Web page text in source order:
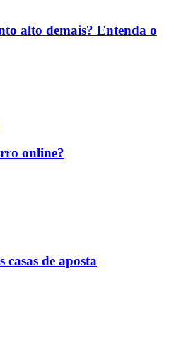
alto demais? Entenda o
online?
casas de aposta